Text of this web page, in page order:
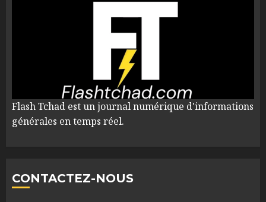
Flash Tchad est un journal numérique d'informations
générales en temps réel.
CONTACTEZ-NOUS